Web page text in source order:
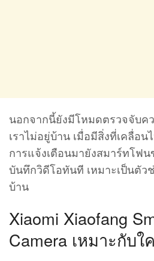
นอกจากนี้ยังมีโหมดตรวจจับค
เราไม่อยู่บ้าน เมื่อมีสิ่งที่เคลื่อ
การแจ้งเตือนมายังสมาร์ทโฟน
บันทึกวิดีโอทันที เหมาะเป็นตัว
บ้าน
Xiaomi Xiaofang
Camera เหมาะกับใ